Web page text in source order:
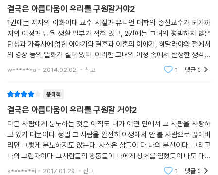
여신(女神)의 위로와 가르침을 통해 ‘진짜 나’를 찾아가는 치유의 과정
과의 결혼과 이혼 과정, 우연히 밝혀진 비밀스러운 가족사, 호주 캔버라 W
CC 총회에서 ‘초혼제’를 지낸 이후 완전히 달라진 삶, 뉴욕과 보스턴 선원
(禪院)들에서의 명상, 틱낫한 스님과의 만남 등을 써내려간다. 그 과정 중
에 그와 함께하며 ‘너를 다시 온전하게 해줄 수 있는 이는 너 자신뿐’이라
말하는 여신의 위로와 가르침이 10개의 놀라운 비전으로 제시된다.
“어느 날 명상 중에 그녀를 찾아가고 있는 내 모습이 보였다. 처음 그녀를
만날 때처럼 나는 내 몸에서 빠져나가고 있었다. 그다음은 한국 옷을 입고
동트는 낙산사 의상대에 서 있었고, 내설악의 백담사를 지나 가야동 계곡
을 걸어 초록색 용이 있는 절벽 위에 다시 서 있었다. 물이 몇 바퀴 돌더니
용이 웃는 얼굴로 물속에서 나왔고, 나는 용을 타고 몇 개의 갤럭시를 지나
그녀의 천국에 다시 도착했다.”(101~102쪽)
결국은 아름다움이 우리를 구원할거야2
1권에는 저자의 이화여대 교수 시절과 유니언 대학의 종신교수가 되기까
지의 여정과 뉴욕 생활 일부가 적혀 있고, 2권에는 그녀의 평범하지 않은
탄생과 가족사에 얽힌 이야기와 결혼과 이혼의 이야기, 히말라야와 절에서
의 명상 등의 일화가 실려 있다. 이러한 그녀의 여정 속에서 탄생한 생각들
이 [미래에서 온 편지]에 고스란히 담겨있다. 뉴욕 명상센터에서 남편과
w******a 2014.02.02. 신고 1 댓글0
종이책
결국은 아름다움이 우리를 구원할 거야2
다른 사람에게 분노하는 것은 아직도 내가 어떤 면에서 그 사람을 사랑하
고 있기 때문이다. 정말 그 사람을 완전히 이생에서 안 볼 사람으로 끊어버
리면 그렇게 분노하지도 않는다. 사실은 삶들이 다 나의 분신이다. 그리고
나의 그림자이다. 그사람들의 행동들이 나에게 상처를 입혔듯이 나도 다른
사람들에게 얼마든지 그럴 수 있는 가능성이 있다. 어떤 면에서 그들이 나
s*******i 2017.01.29. 신고 1 댓글0